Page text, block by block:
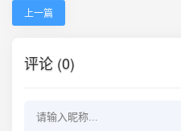
上一篇
评论 (0)